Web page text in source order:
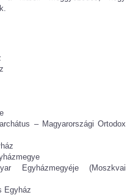
– Magyarországi Ortodox
Egyházmegyéje (Moszkvai
Egyház